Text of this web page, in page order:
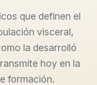
que definen el
visceral,
la desarrolló
hoy en la
formación.